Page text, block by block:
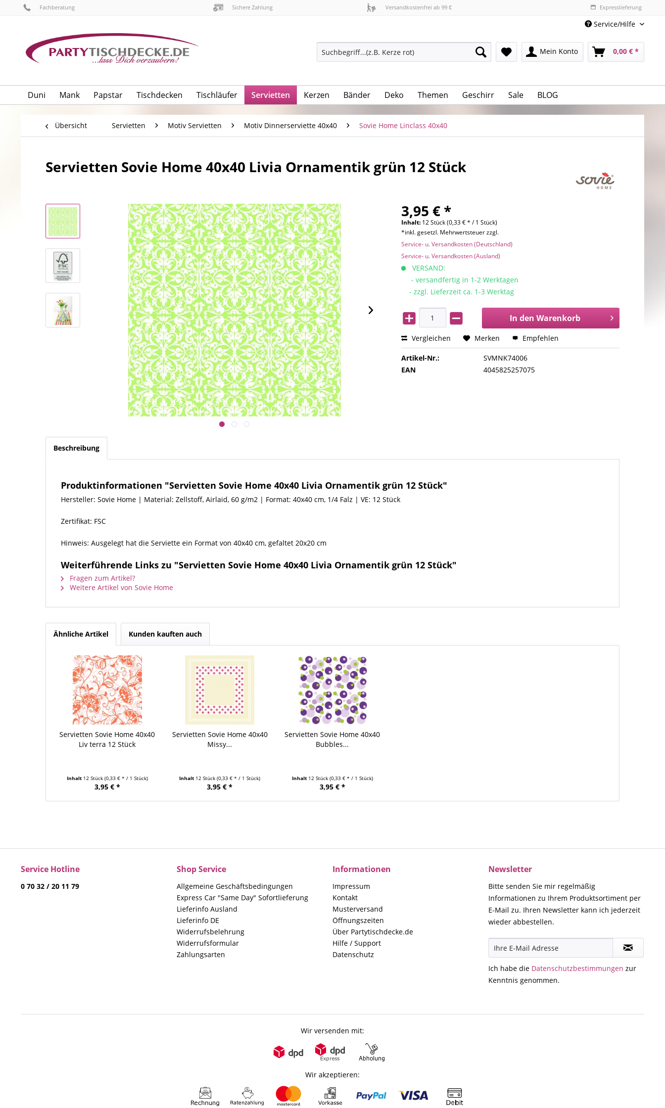
Fachberatung Sichere Zahlung Versandkostenfrei ab 99 € Expresslieferung
Service/Hilfe
Mein Konto 0,00 € *
Duni Mank Papstar Tischdecken Tischläufer Servietten Kerzen Bänder Deko Themen Geschirr Sale BLOG
Übersicht Servietten Motiv Servietten Motiv Dinnerserviette 40x40 Sovie Home Linclass 40x40
Servietten Sovie Home 40x40 Livia Ornamentik grün 12 Stück
3,95 € *
Inhalt: 12 Stück (0,33 € * / 1 Stück)
*inkl. gesetzl. Mehrwertsteuer zzgl.
Service- u. Versandkosten (Deutschland)
Service- u. Versandkosten (Ausland)
VERSAND:
- versandfertig in 1-2 Werktagen
- zzgl. Lieferzeit ca. 1-3 Werktag
In den Warenkorb
Vergleichen Merken Empfehlen
Artikel-Nr.:
SVMNK74006
EAN
4045825257075
Beschreibung
Produktinformationen "Servietten Sovie Home 40x40 Livia Ornamentik grün 12 Stück"
Hersteller: Sovie Home | Material: Zellstoff, Airlaid, 60 g/m2 | Format: 40x40 cm, 1/4 Falz | VE: 12 Stück
Zertifikat: FSC
Hinweis: Ausgelegt hat die Serviette ein Format von 40x40 cm, gefaltet 20x20 cm
Weiterführende Links zu "Servietten Sovie Home 40x40 Livia Ornamentik grün 12 Stück"
Fragen zum Artikel?
Weitere Artikel von Sovie Home
Ähnliche Artikel Kunden kauften auch
Servietten Sovie Home 40x40
Liv terra 12 Stück
Inhalt 12 Stück (0,33 € * / 1 Stück)
3,95 € *
Servietten Sovie Home 40x40
Missy...
Inhalt 12 Stück(0,33 € * / 1 Stück)
3,95 € *
Servietten Sovie Home 40x40
Bubbles...
Inhalt 12 Stück (0,33 € * / 1 Stück)
3,95 € *
Service Hotline
0 70 32 / 20 11 79
Shop Service
Allgemeine Geschäftsbedingungen
Express Car "Same Day" Sofortlieferung
Lieferinfo Ausland
Lieferinfo DE
Widerrufsbelehrung
Widerrufsformular
Zahlungsarten
Informationen
Impressum
Kontakt
Musterversand
Öffnungszeiten
Über Partytischdecke.de
Hilfe / Support
Datenschutz
Newsletter
Bitte senden Sie mir regelmäßig
Informationen zu Ihrem Produktsortiment per
E-Mail zu. Ihren Newsletter kann ich jederzeit
wieder abbestellen.
Ich habe die Datenschutzbestimmungen zur
Kenntnis genommen.
Wir versenden mit:
Wir akzeptieren: